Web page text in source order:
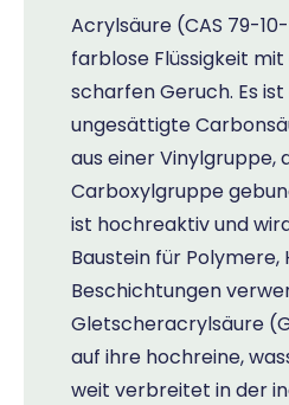
Acrylsäure (CAS 79-
farblose Flüssigkeit
scharfen Geruch. Es
ungesättigte
aus einer Vinylgruppe,
Carboxylgruppe
ist hochreaktiv und
Baustein für Polymere,
Beschichtungen
Gletscheracrylsäure
auf ihre hochreine,
weit verbreitet in der